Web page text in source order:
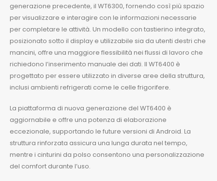
generazione precedente, il WT6300, fornendo così più spazio
per visualizzare e interagire con le informazioni necessarie
per completare le attività. Un modello con tastierino integrato,
posizionato sotto il display e utilizzabile sia da utenti destri che
mancini, offre una maggiore flessibilità nei flussi di lavoro che
richiedono l’inserimento manuale dei dati. Il WT6400 è
progettato per essere utilizzato in diverse aree della struttura,
inclusi ambienti refrigerati come le celle frigorifere.
La piattaforma di nuova generazione del WT6400 è
aggiornabile e offre una potenza di elaborazione
eccezionale, supportando le future versioni di Android. La
struttura rinforzata assicura una lunga durata nel tempo,
mentre i cinturini da polso consentono una personalizzazione
del comfort durante l’uso.